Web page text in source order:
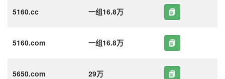
5160.cc 一组16.8万
5160.com 一组16.8万
5650.com 29万